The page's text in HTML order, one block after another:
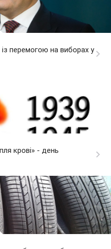
перемогою на виборах у
крові» - день